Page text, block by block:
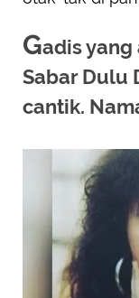
Gadis
Sabar Dulu
cantik.